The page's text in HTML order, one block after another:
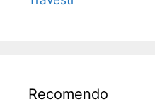
Recomendo